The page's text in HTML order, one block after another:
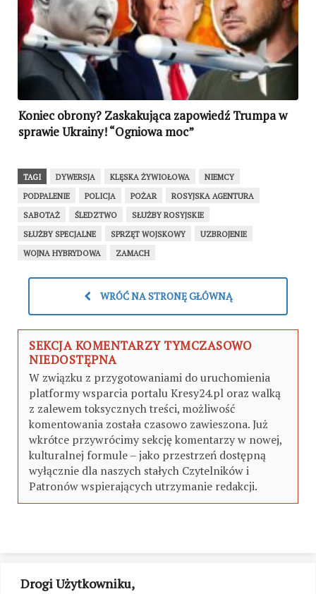
Drogi Użytkowniku,
Koniec obrony? Zaskakująca zapowiedź Trumpa w
sprawie Ukrainy! “Ogniowa moc”
TAGI DYWERSJA KLĘSKA ŻYWIOŁOWA
NIEMCY
PODPALENIE
POLICJA POŻAR
ROSYJSKA AGENTURA
SABOTAŻ
ŚLEDZTWO
SŁUŻBY ROSYJSKIE
SŁUŻBY SPECJALNE
SPRZĘT WOJSKOWY
UZBROJENIE
WOJNA HYBRYDOWA
ZAMACH
WRÓĆ NA STRONĘ GŁÓWNĄ
SEKCJA KOMENTARZY TYMCZASOWO
NIEDOSTĘPNA
W związku z przygotowaniami do uruchomienia
platformy wsparcia portalu Kresy24.pl oraz walką
z zalewem toksycznych treści, możliwość
komentowania została czasowo zawieszona. Już
wkrótce przywrócimy sekcję komentarzy w nowej,
kulturalnej formule – jako przestrzeń dostępną
wyłącznie dla naszych stałych Czytelników i
Patronów wspierających utrzymanie redakcji.